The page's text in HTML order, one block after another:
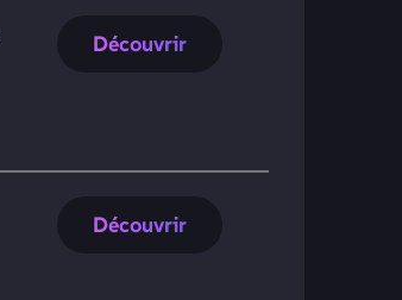
Découvrir
Découvrir